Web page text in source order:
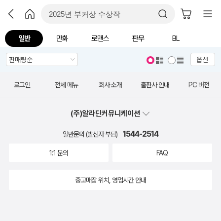
일반 만화 로맨스 판무 BL
옵션
로그인 전체 메뉴 회사 소개 출판사 안내 PC 버전
(주)알라딘커뮤니케이션
일반문의 (발신자 부담) 1544-2514
1:1 문의 FAQ
중고매장 위치, 영업시간 안내